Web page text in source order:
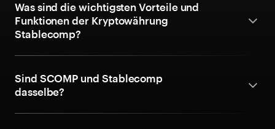
Was sind die wichtigsten Vorteile und
Funktionen der Kryptowährung
Stablecomp?
Sind SCOMP und Stablecomp
dasselbe?